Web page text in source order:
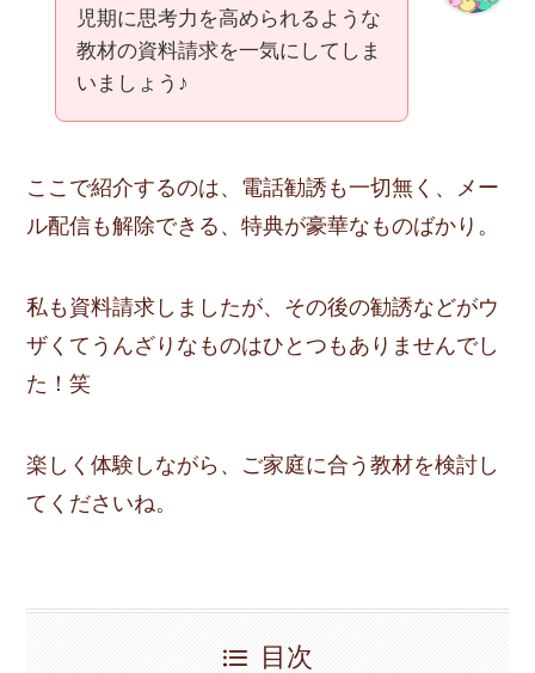
児期に思考力を高められるような
教材の資料請求を一気にしてしま
いましょう♪
ここで紹介するのは、電話勧誘も一切無く、メー
ル配信も解除できる、特典が豪華なものばかり。
私も資料請求しましたが、その後の勧誘などがウ
ザくてうんざりなものはひとつもありませんでし
た！笑
楽しく体験しながら、ご家庭に合う教材を検討し
てくださいね。
目次